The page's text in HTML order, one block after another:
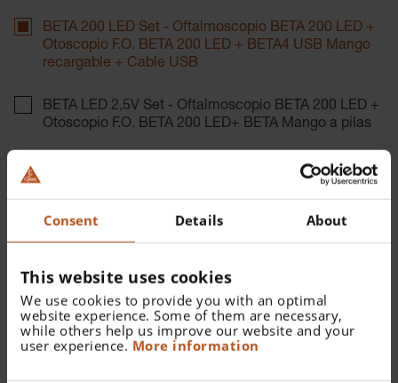
Consent Details About
This website uses cookies
We use cookies to provide you with an optimal
website experience. Some of them are necessary,
while others help us improve our website and your
user experience. More information
BETA 200 LED Set - Oftalmoscopio BETA 200 LED +
Otoscopio F.O. BETA 200 LED + BETA4 USB Mango
recargable + Cable USB
BETA LED 2,5V Set - Oftalmoscopio BETA 200 LED +
Otoscopio F.O. BETA 200 LED+ BETA Mango a pilas
A-132.28.388
Más detalles
Oftalmoscopio BETA 200 LED, Otoscopio F.O. BETA 200
LED, 10 AllSpec espéculos desechables de 4mm Ø,